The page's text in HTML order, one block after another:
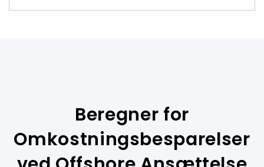
Beregner for
Omkostningsbesparelser